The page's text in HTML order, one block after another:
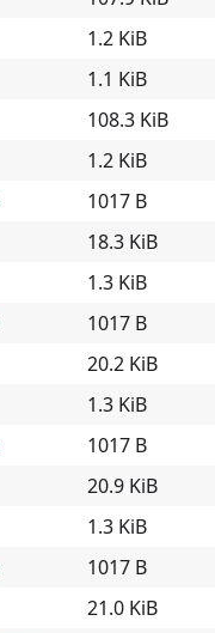
1.2 KiB
1.1 KiB
108.3 KiB
1.2 KiB
1017 B
18.3 KiB
1.3 KiB
1017 B
20.2 KiB
1.3 KiB
1017 B
20.9 KiB
1.3 KiB
1017 B
21.0 KiB